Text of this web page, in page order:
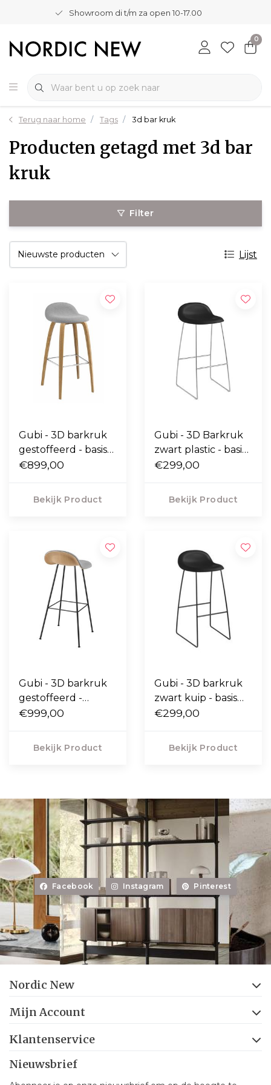
Showroom di t/m za open 10-17.00
0
Terug naar home Tags 3d bar kruk
Producten getagd met 3d bar
kruk
Filter
Lijst
Gubi - 3D barkruk
gestoffeerd - basis
houten poten
€899,00
Bekijk Product
Gubi - 3D Barkruk
zwart plastic - basis
slede chrome
€299,00
Bekijk Product
Gubi - 3D barkruk
gestoffeerd -
center basis
€999,00
Bekijk Product
Gubi - 3D barkruk
zwart kuip - basis
slede zwart
€299,00
Bekijk Product
Facebook Instagram Pinterest
Nordic New
Mijn Account
Klantenservice
Nieuwsbrief